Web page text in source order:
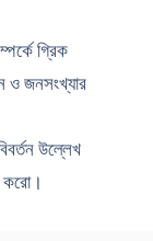
গ্রিক
ও জনসংখ্যার
উল্লেখ